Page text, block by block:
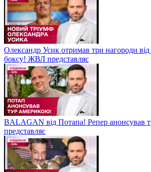
Олександр Усик отримав три нагороди від
боксу! ЖВЛ представляє
BALAGAN від Потапа! Репер
представляє